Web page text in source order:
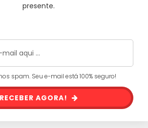
presente.
spam. Seu e-mail está 100% seguro!
RECEBER AGORA!